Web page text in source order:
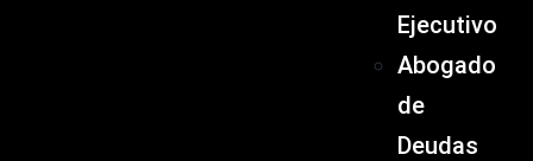
Ejecutivo
Abogado
de
Deudas